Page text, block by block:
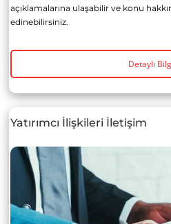
açıklamalarına ulaşabilir ve konu
edinebilirsiniz.
Detaylı
Yatırımcı İlişkileri İletişim